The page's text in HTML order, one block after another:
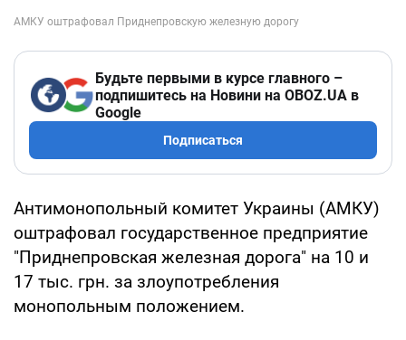
Будьте первыми в курсе главного –
подпишитесь на Новини на OBOZ.UA в
Google
Подписаться
Антимонопольный комитет Украины (АМКУ)
оштрафовал государственное предприятие
"Приднепровская железная дорога" на 10 и
17 тыс. грн. за злоупотребления
монопольным положением.